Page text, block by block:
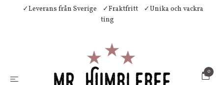
✓Leverans från Sverige ✓Fraktfritt
✓Unika och vackra
ting
0